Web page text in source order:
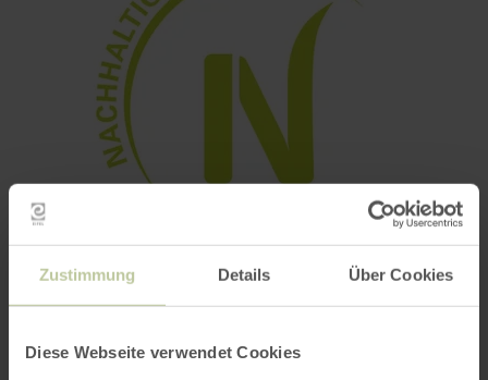
Zustimmung Details Über Cookies
Diese Webseite verwendet Cookies